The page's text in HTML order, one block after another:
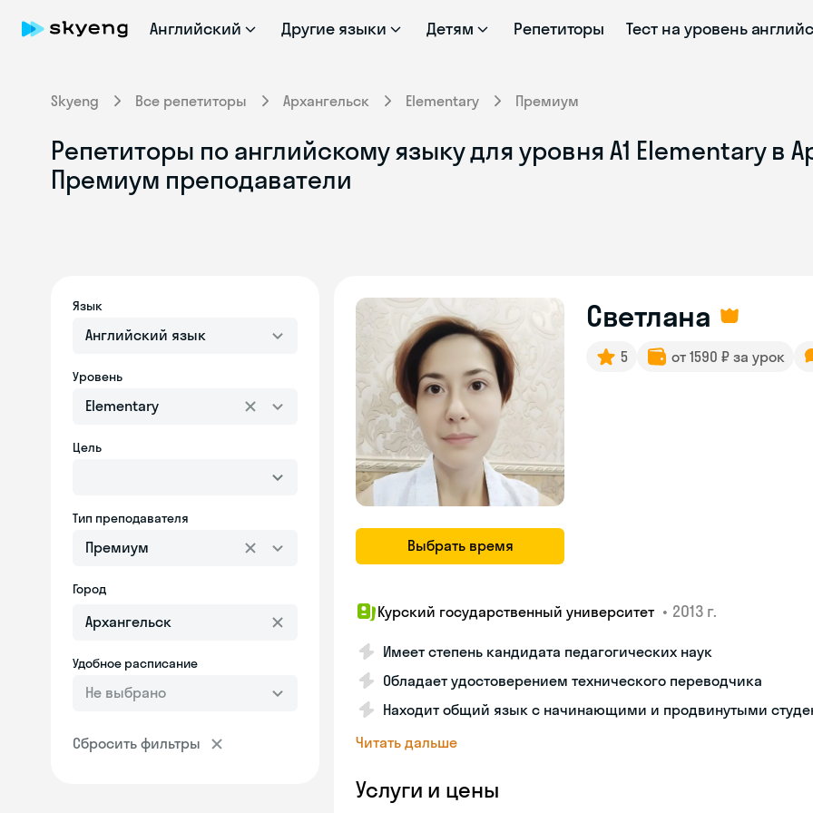
Английский Другие языки Детям Репетиторы Тест на уровень
Skyeng Все репетиторы Архангельск Elementary Премиум
Репетиторы по английскому языку для уровня A1 Elementary в
Премиум преподаватели
Язык
Английский язык
Уровень
Elementary
Цель
Тип преподавателя
Премиум
Город
Удобное расписание
Не выбрано
Сбросить фильтры
Выбрать время
Светлана
5 от 1590 ₽ за урок
Курский государственный университет • 2013 г.
Имеет степень кандидата педагогических наук
Обладает удостоверением технического переводчика
Находит общий язык с начинающими и продвинутыми
Читать дальше
Услуги и цены